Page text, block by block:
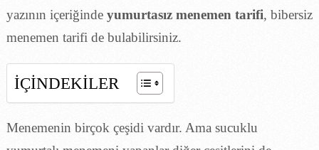
yazının içeriğinde yumurtasız menemen tarifi, bibersiz
menemen tarifi de bulabilirsiniz.
İÇİNDEKİLER
Menemenin birçok çeşidi vardır. Ama sucuklu